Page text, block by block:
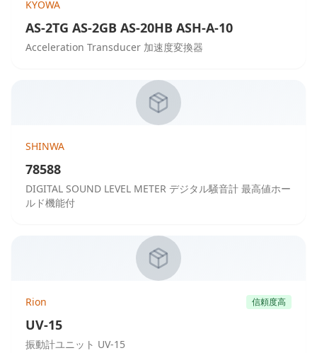
KYOWA
AS-2TG AS-2GB AS-20HB ASH-A-10
Acceleration Transducer 加速度変換器
SHINWA
78588
DIGITAL SOUND LEVEL METER デジタル騒音計 最高値ホー
ルド機能付
Rion 信頼度高
UV-15
振動計ユニット UV-15